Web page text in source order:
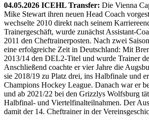
04.05.2026 ICEHL Transfer: Die Vienna
Mike Stewart ihren neuen Head Coach
wechselte 2010 direkt nach seinem
Trainergeschäft, wurde zunächst Assistant-
2011 den Cheftrainerposten. Nach zwei
eine erfolgreiche Zeit in Deutschland: Mit
2013/14 den DEL2-Titel und wurde Trainer
Anschließend coachte er vier Jahre die
sie 2018/19 zu Platz drei, ins Halbfinale und
Champions Hockey League. Danach war er
und ab 2021/22 bei den Grizzlys Wolfsburg
Halbfinal- und Viertelfinalteilnahmen. Der
damit der 14. Cheftrainer in der